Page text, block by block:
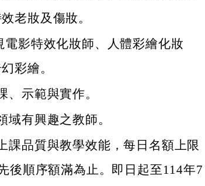
老妝及傷妝。
電影特效化妝師、人體彩繪化妝
彩繪。
、示範與實作。
域有興趣之教師。
課品質與教學效能，每日名額上限
後順序額滿為止。即日起至114年7